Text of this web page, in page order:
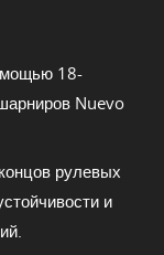
18-
Nuevo
рулевых
и